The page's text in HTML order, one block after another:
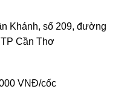
Khánh, số 209, đường
Cần Thơ
VNĐ/cốc